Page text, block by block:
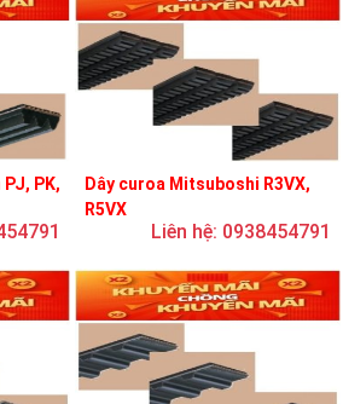
PK,
Dây curoa Mitsuboshi R3VX,
R5VX
Liên hệ: 0938454791